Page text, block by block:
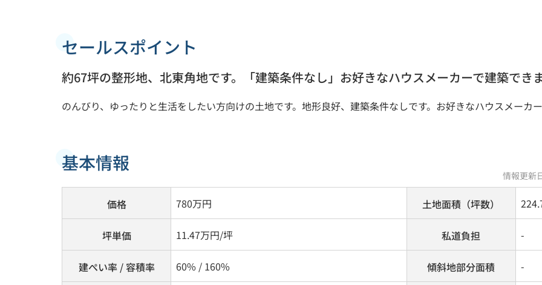
セールスポイント
約67坪の整形地、北東角地です。「建築条件なし」お好きなハウスメーカーで建築できま
のんびり、ゆったりと生活をしたい方向けの土地です。地形良好、建築条件なしです。お好きなハウスメーカ
基本情報
情報更新
価格 780万円 土地面積（坪数）
坪単価 11.47万円/坪 私道負担 -
建ぺい率 / 容積率 60% / 160% 傾斜地部分面積 -